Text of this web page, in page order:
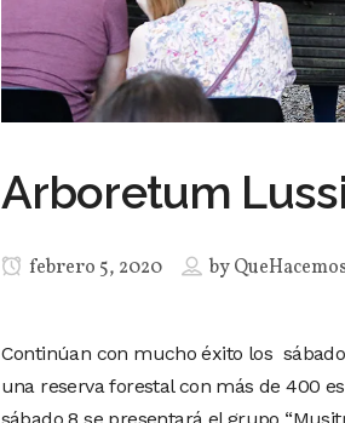
Arboretum
febrero 5, 2020 by
Continúan con mucho éxito los
una reserva forestal con más de 400